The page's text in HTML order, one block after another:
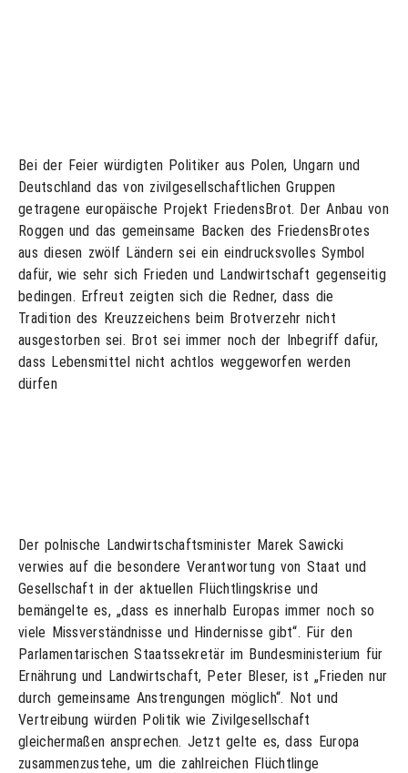
Bei der Feier würdigten Politiker aus Polen, Ungarn und
Deutschland das von zivilgesellschaftlichen Gruppen
getragene europäische Projekt FriedensBrot. Der Anbau von
Roggen und das gemeinsame Backen des FriedensBrotes
aus diesen zwölf Ländern sei ein eindrucksvolles Symbol
dafür, wie sehr sich Frieden und Landwirtschaft gegenseitig
bedingen. Erfreut zeigten sich die Redner, dass die
Tradition des Kreuzzeichens beim Brotverzehr nicht
ausgestorben sei. Brot sei immer noch der Inbegriff dafür,
dass Lebensmittel nicht achtlos weggeworfen werden
dürfen
Der polnische Landwirtschaftsminister Marek Sawicki
verwies auf die besondere Verantwortung von Staat und
Gesellschaft in der aktuellen Flüchtlingskrise und
bemängelte es, „dass es innerhalb Europas immer noch so
viele Missverständnisse und Hindernisse gibt“. Für den
Parlamentarischen Staatssekretär im Bundesministerium für
Ernährung und Landwirtschaft, Peter Bleser, ist „Frieden nur
durch gemeinsame Anstrengungen möglich“. Not und
Vertreibung würden Politik wie Zivilgesellschaft
gleichermaßen ansprechen. Jetzt gelte es, dass Europa
zusammenzustehe, um die zahlreichen Flüchtlinge